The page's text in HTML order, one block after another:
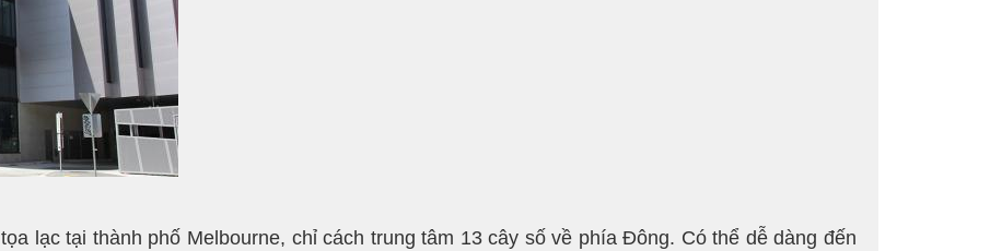
tọa lạc tại thành phố Melbourne, chỉ cách trung tâm 13 cây số về phía Đông. Có thể dễ dàng đến